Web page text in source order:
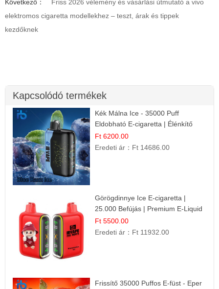
Következő：
Friss 2026 vélemény és vásárlási útmutató a vivo
elektromos cigaretta modellekhez – teszt, árak és tippek
kezdőknek
Kapcsolódó termékek
Kék Málna Ice - 35000 Puff
Eldobható E-cigaretta | Élénkítő
Gyümölcsös Frissesség!
Ft 6200.00
Eredeti ár： Ft 14686.00
Görögdinnye Ice E-cigaretta |
25.000 Befújás | Premium E-Liquid
Ft 5500.00
Eredeti ár： Ft 11932.00
Frissítő 35000 Puffos E-füst - Eper